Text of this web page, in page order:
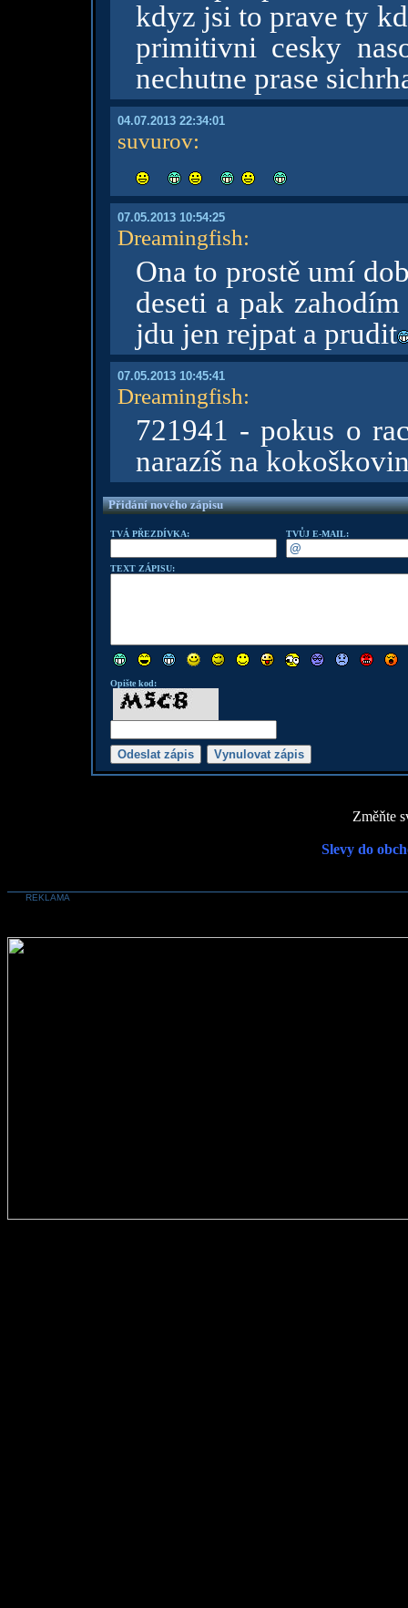
kdyz jsi to prave ty
primitivni cesky
nechutne prase
04.07.2013 22:34:01
suvurov:
07.05.2013 10:54:25
Dreamingfish:
Ona to prostě umí
deseti a pak
jdu jen rejpat a prudit
07.05.2013 10:45:41
Dreamingfish:
721941 - pokus o
narazíš na
Přidání nového zápisu
TVÁ PŘEZDÍVKA: TVŮJ E-MAIL:
TEXT ZÁPISU:
Opište kod:
Změňte
Slevy do
REKLAMA